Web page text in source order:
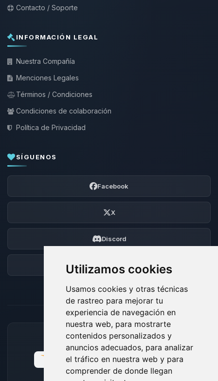
Utilizamos cookies
Usamos cookies y otras técnicas
de rastreo para mejorar tu
experiencia de navegación en
nuestra web, para mostrarte
contenidos personalizados y
anuncios adecuados, para analizar
el tráfico en nuestra web y para
comprender de donde llegan
Contacto / Soporte
INFORMACIÓN LEGAL
Nuestra Compañía
Menciones Legales
Términos / Condiciones
Condiciones de colaboración
Política de Privacidad
SÍGUENOS
Facebook
X
Discord
Foro
MÉTODOS DE PAGO ACEPTADOS